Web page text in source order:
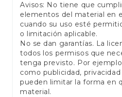
Avisos: No tiene que
elementos del material en
cuando su uso esté
o limitación aplicable.
No se dan garantías. La
todos los permisos que
tenga previsto. Por
como publicidad,
pueden limitar la forma en
material.